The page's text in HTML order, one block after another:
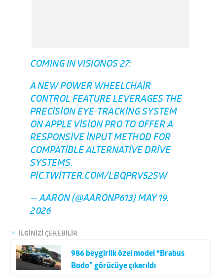
COMING IN VISIONOS 27:
A NEW POWER WHEELCHAIR
CONTROL FEATURE LEVERAGES THE
PRECISION EYE-TRACKING SYSTEM
ON APPLE VISION PRO TO OFFER A
RESPONSIVE INPUT METHOD FOR
COMPATIBLE ALTERNATIVE DRIVE
SYSTEMS.
PIC.TWITTER.COM/LBQPRV52SW
— AARON (@AARONP613)MAY 19,
2026
İLGİNİZİ ÇEKEBİLİR
986 beygirlik özel model “Brabus
Bodo” görücüye çıkarıldı